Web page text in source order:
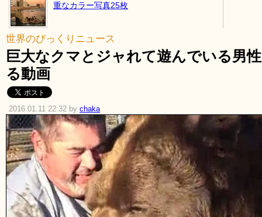
重なカラー写真25枚
世界のびっくりニュース
巨大なクマとジャれて遊んでいる男
る動画
2016.01.11 22:32 by chaka